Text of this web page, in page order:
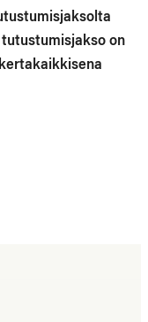
tutustumisjakso on